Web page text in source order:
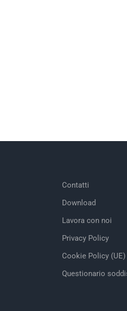
Contatti
Download
Lavora con noi
Privacy Policy
Cookie Policy (UE)
Questionario